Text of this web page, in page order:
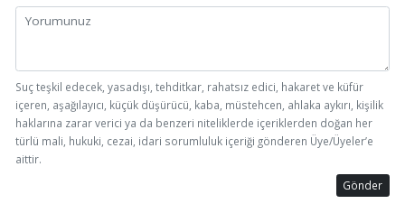
Suç teşkil edecek, yasadışı, tehditkar, rahatsız edici, hakaret ve küfür
içeren, aşağılayıcı, küçük düşürücü, kaba, müstehcen, ahlaka aykırı, kişilik
haklarına zarar verici ya da benzeri niteliklerde içeriklerden doğan her
türlü mali, hukuki, cezai, idari sorumluluk içeriği gönderen Üye/Üyeler’e
aittir.
Gönder